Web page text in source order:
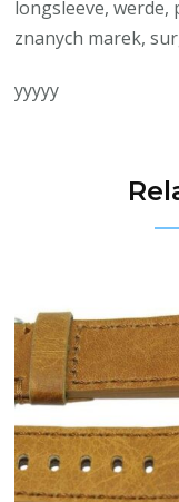
longsleeve,
znanych marek,
yyyyy